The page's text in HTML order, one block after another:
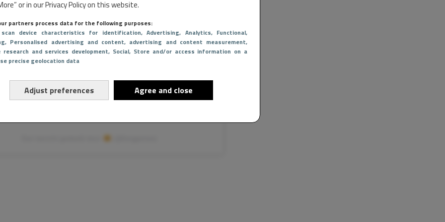
or in our Privacy Policy on this website.
partners process data for the following purposes:
device characteristics for identification, Advertising, Analytics, Functional,
, Personalised advertising and content, advertising and content measurement,
research and services development, Social, Store and/or access information on a
precise geolocation data
Adjust preferences Agree and close
op Instagram bekijken